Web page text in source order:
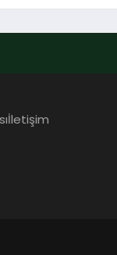
İletişim